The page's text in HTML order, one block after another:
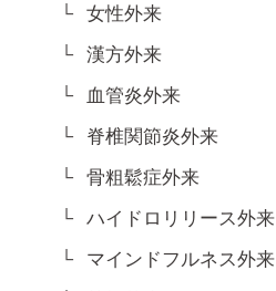
女性外来
漢方外来
血管炎外来
脊椎関節炎外来
骨粗鬆症外来
ハイドロリリース外来
マインドフルネス外来